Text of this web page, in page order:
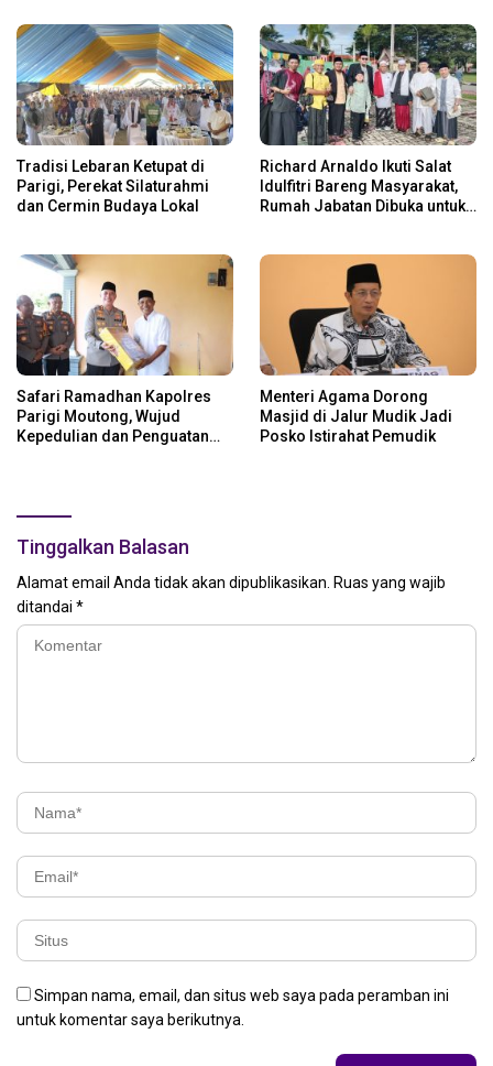
Tradisi Lebaran Ketupat di
Parigi, Perekat Silaturahmi
dan Cermin Budaya Lokal
Richard Arnaldo Ikuti Salat
Idulfitri Bareng Masyarakat,
Rumah Jabatan Dibuka untuk
Safari Ramadhan Kapolres
Parigi Moutong, Wujud
Kepedulian dan Penguatan
Menteri Agama Dorong
Masjid di Jalur Mudik Jadi
Posko Istirahat Pemudik
Tinggalkan Balasan
Alamat email Anda tidak akan dipublikasikan. Ruas yang wajib
ditandai *
Simpan nama, email, dan situs web saya pada peramban ini
untuk komentar saya berikutnya.